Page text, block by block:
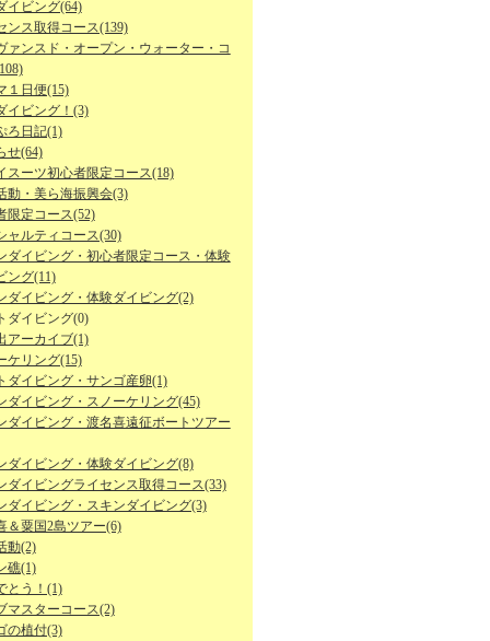
イビング(64)
ンス取得コース(139)
ァンスド・オープン・ウォーター・コ
１日便(15)
イビング！(3)
ろ日記(1)
せ(64)
スーツ初心者限定コース(18)
動・美ら海振興会(3)
限定コース(52)
ャルティコース(30)
ダイビング・初心者限定コース・体験
ング(11)
ダイビング・体験ダイビング(2)
ダイビング(0)
アーカイブ(1)
ケリング(15)
ダイビング・サンゴ産卵(1)
ダイビング・スノーケリング(45)
ダイビング・渡名喜遠征ボートツアー
ダイビング・体験ダイビング(8)
ダイビングライセンス取得コース(33)
ダイビング・スキンダイビング(3)
＆粟国2島ツアー(6)
動(2)
礁(1)
とう！(1)
マスターコース(2)
の植付(3)